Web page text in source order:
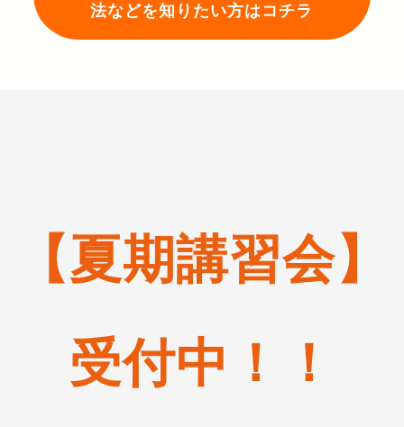
法などを知りたい方はコチラ
【夏期講習会】
受付中！！